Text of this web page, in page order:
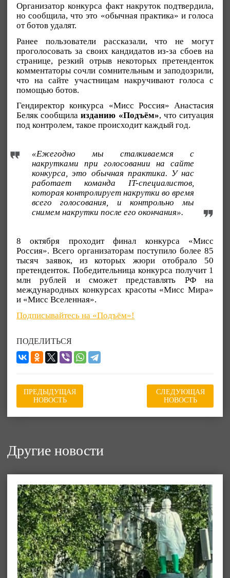
Организатор конкурса факт накруток подтвердила,
но сообщила, что это «обычная практика» и голоса
от ботов удалят.
Ранее пользователи рассказали, что не могут
проголосовать за своих кандидатов из-за сбоев на
странице, резкий отрыв некоторых претенденток
комментаторы сочли сомнительным и заподозрили,
что на сайте участницам накручивают голоса с
помощью ботов.
Гендиректор конкурса «Мисс Россия» Анастасия
Беляк сообщилаизданию «Подъём», что ситуация
под контролем, такое происходит каждый год.
«Ежегодно мы сталкиваемся с
накрутками при голосовании на сайте
конкурса, это обычная практика. У нас
работает команда IT-специалистов,
которая контролирует накрутки во время
всего голосования, и контрольно мы
снимем накрутки после его окончания».
8 октября проходит финал конкурса «Мисс
Россия». Всего организаторам поступило более 85
тысяч заявок, из которых жюри отобрало 50
претенденток. Победительница конкурса получит 1
млн рублей и сможет представлять РФ на
международных конкурсах красоты «Мисс Мира»
и «Мисс Вселенная».
Подписывайтесь на «Подъём»!
ПОДЕЛИТЬСЯ
ПРЕДЫДУЩАЯ
НОВОСТЬ
СЛЕДУЮЩАЯ
НОВОСТЬ
Другие новости